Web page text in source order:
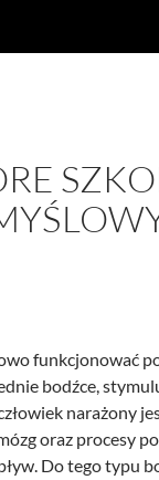
funkcjonować
bodźce,
narażony
oraz procesy
Do tego typu